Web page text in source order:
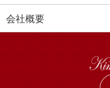
会社概要